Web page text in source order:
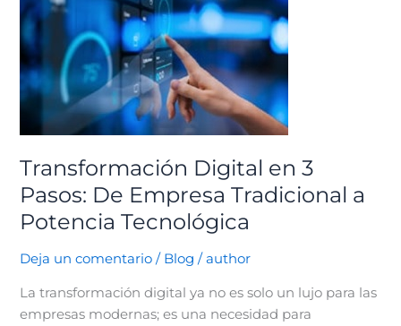
Transformación Digital en 3
Pasos: De Empresa Tradicional a
Potencia Tecnológica
Deja un comentario / Blog /author
La transformación digital ya no es solo un lujo para las
empresas modernas; es una necesidad para
Digital
3
Pasos:
De
Empresa
Tradicional
a
Tecnológica